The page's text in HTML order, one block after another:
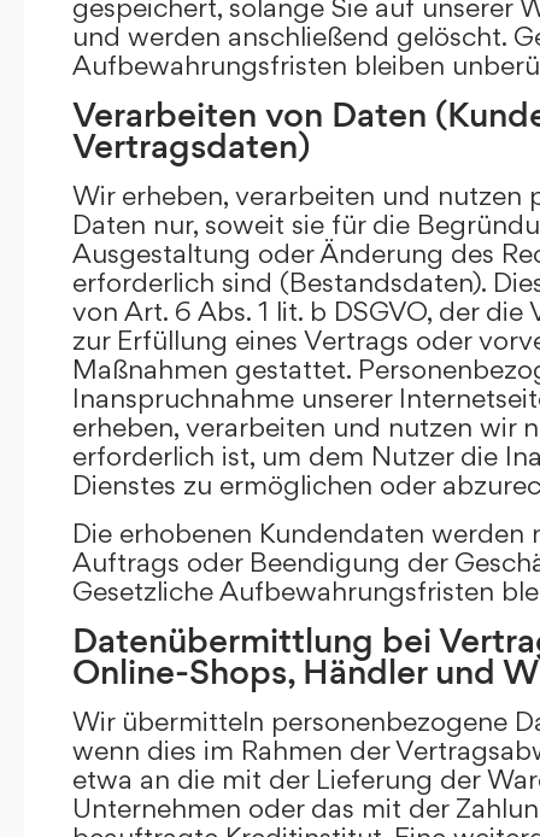
gespeichert, solange Sie auf unserer
und werden anschließend gelöscht.
Aufbewahrungsfristen bleiben
Verarbeiten von Daten
Vertragsdaten)
Wir erheben, verarbeiten und nutzen
Daten nur, soweit sie für die
Ausgestaltung oder Änderung des
erforderlich sind (Bestandsdaten).
von Art. 6 Abs. 1 lit. b DSGVO, der
zur Erfüllung eines Vertrags oder
Maßnahmen gestattet.
Inanspruchnahme unserer
erheben, verarbeiten und nutzen wir
erforderlich ist, um dem Nutzer die
Dienstes zu ermöglichen oder
Die erhobenen Kundendaten werden
Auftrags oder Beendigung der
Gesetzliche Aufbewahrungsfristen
Datenübermittlung bei
Online-Shops, Händler und
Wir übermitteln personenbezogene
wenn dies im Rahmen der
etwa an die mit der Lieferung der
Unternehmen oder das mit der